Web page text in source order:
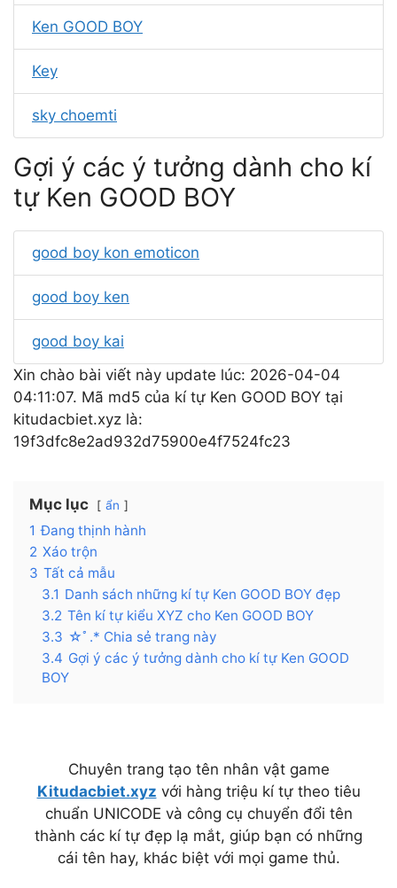
Ken GOOD BOY
Key
sky choemti
Gợi ý các ý tưởng dành cho kí
tự Ken GOOD BOY
good boy kon emoticon
good boy ken
good boy kai
Xin chào bài viết này update lúc: 2026-04-04
04:11:07. Mã md5 của kí tự Ken GOOD BOY tại
kitudacbiet.xyz là:
19f3dfc8e2ad932d75900e4f7524fc23
Mục lục ẩn
1 Đang thịnh hành
2 Xáo trộn
3 Tất cả mẫu
3.1 Danh sách những kí tự Ken GOOD BOY đẹp
3.2 Tên kí tự kiểu XYZ cho Ken GOOD BOY
3.3 ☆ﾟ.* Chia sẻ trang này
3.4 Gợi ý các ý tưởng dành cho kí tự Ken GOOD
BOY
Chuyên trang tạo tên nhân vật game
Kitudacbiet.xyz với hàng triệu kí tự theo tiêu
chuẩn UNICODE và công cụ chuyển đổi tên
thành các kí tự đẹp lạ mắt, giúp bạn có những
cái tên hay, khác biệt với mọi game thủ.